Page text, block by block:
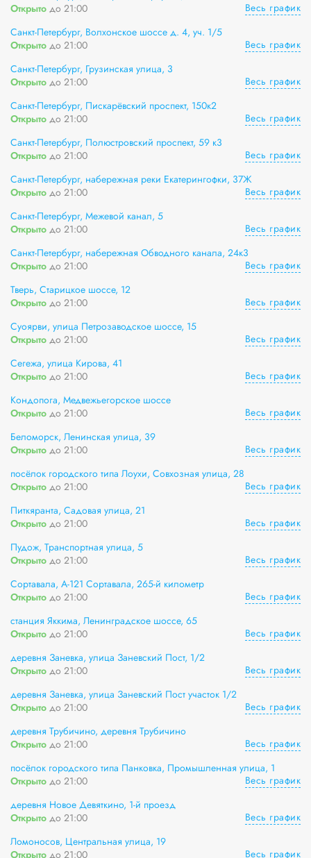
Открыто до 21:00
Весь график
Санкт-Петербург, Волхонское шоссе д. 4, уч. 1/5
Открыто до 21:00
Весь график
Санкт-Петербург, Грузинская улица, 3
Открыто до 21:00
Весь график
Санкт-Петербург, Пискарёвский проспект, 150к2
Открыто до 21:00
Весь график
Санкт-Петербург, Полюстровский проспект, 59 к3
Открыто до 21:00
Весь график
Санкт-Петербург, набережная реки Екатерингофки, 37Ж
Открыто до 21:00
Весь график
Санкт-Петербург, Межевой канал, 5
Открыто до 21:00
Весь график
Санкт-Петербург, набережная Обводного канала, 24к3
Открыто до 21:00
Весь график
Тверь, Старицкое шоссе, 12
Открыто до 21:00
Весь график
Суоярви, улица Петрозаводское шоссе, 15
Открыто до 21:00
Весь график
Сегежа, улица Кирова, 41
Открыто до 21:00
Весь график
Кондопога, Медвежьегорское шоссе
Открыто до 21:00
Весь график
Беломорск, Ленинская улица, 39
Открыто до 21:00
Весь график
посёлок городского типа Лоухи, Совхозная улица, 28
Открыто до 21:00
Весь график
Питкяранта, Садовая улица, 21
Открыто до 21:00
Весь график
Пудож, Транспортная улица, 5
Открыто до 21:00
Весь график
Сортавала, А-121 Сортавала, 265-й километр
Открыто до 21:00
Весь график
станция Яккима, Ленинградское шоссе, 65
Открыто до 21:00
Весь график
деревня Заневка, улица Заневский Пост, 1/2
Открыто до 21:00
Весь график
деревня Заневка, улица Заневский Пост участок 1/2
Открыто до 21:00
Весь график
деревня Трубичино, деревня Трубичино
Открыто до 21:00
Весь график
посёлок городского типа Панковка, Промышленная улица, 1
Открыто до 21:00
Весь график
деревня Новое Девяткино, 1-й проезд
Открыто до 21:00
Весь график
Ломоносов, Центральная улица, 19
Открыто до 21:00
Весь график